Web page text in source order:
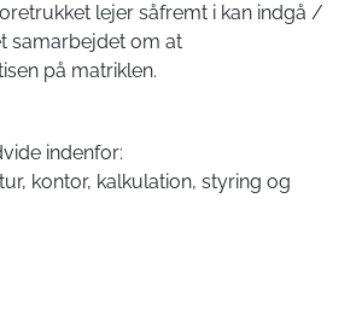
lejer såfremt i kan indgå /
samarbejdet om at
på matriklen.
indenfor:
kontor, kalkulation, styring og